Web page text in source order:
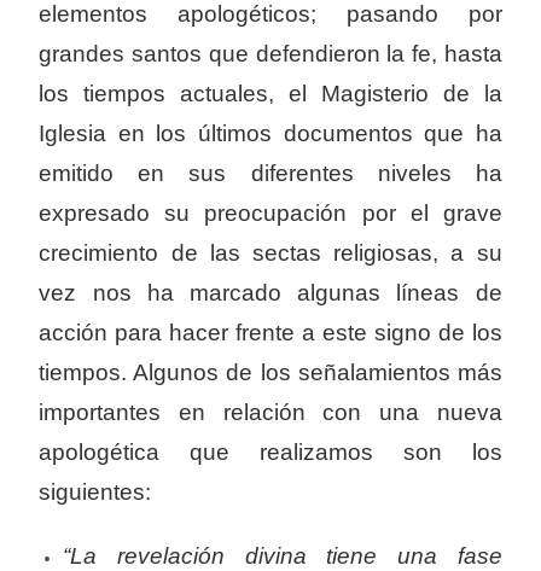
elementos apologéticos; pasando por
grandes santos que defendieron la fe, hasta
los tiempos actuales, el Magisterio de la
Iglesia en los últimos documentos que ha
emitido en sus diferentes niveles ha
expresado su preocupación por el grave
crecimiento de las sectas religiosas, a su
vez nos ha marcado algunas líneas de
acción para hacer frente a este signo de los
tiempos. Algunos de los señalamientos más
importantes en relación con una nueva
apologética que realizamos son los
siguientes:
“La revelación divina tiene una fase